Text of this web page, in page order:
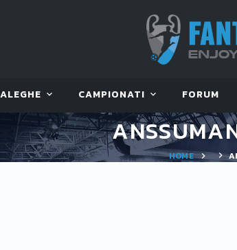
CAMPIONATI FORUM
HOME